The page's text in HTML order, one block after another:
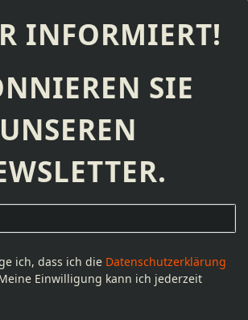
INFORMIERT!
SIE
UNSEREN
ich, dass ich die Daten­schutz­erklärung
Einwilligung kann ich jederzeit